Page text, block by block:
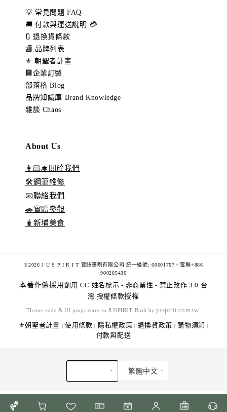
💡 常見問題 FAQ
🚚 付款與運送說明 💳
🔃 退換貨條款
🏬 品牌列表
⚜️ 朝聖者計畫
🏢企業訂製
部落格 Blog
品牌知識庫 Brand Knowledge
雜談 Chaos
About Us
👩🏻‍🎓關於我們
🛠️鋼筆維修
📧聯絡我們
🚗實體參觀
🧋新埔美食
©2026 J U S P I R I T 賈絲筆咧有限公司 統一編號: 60601707。電聯+886
900205436
本著作係採用 創用 CC 姓名標示 - 非商業性 - 禁止改作 3.0 台
灣 授權條款授權
Theme code & UI proprietary to JUSPIRIT. Built by juspirit.com.tw
⚜️朝聖者計畫 | 使用條款 | 隱私權政策 | 退換貨政策 | 購物須知 |
付款與配送